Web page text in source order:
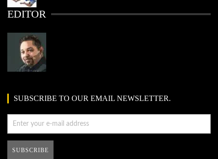
EDITOR
SUBSCRIBE TO OUR EMAIL NEWSLETTER.